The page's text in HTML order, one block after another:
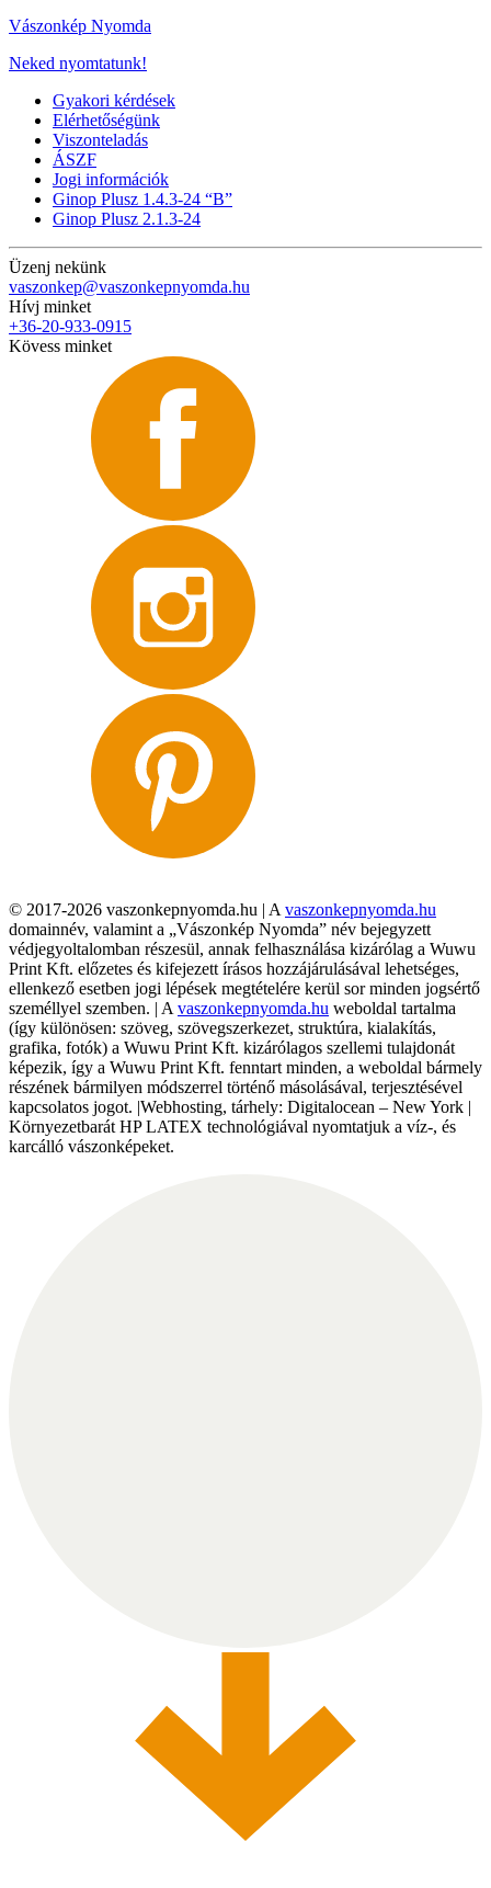
Vászonkép Nyomda
Neked nyomtatunk!
Gyakori kérdések
Elérhetőségünk
Viszonteladás
ÁSZF
Jogi információk
Ginop Plusz 1.4.3-24 “B”
Ginop Plusz 2.1.3-24
Üzenj nekünk
vaszonkep@vaszonkepnyomda.hu
Hívj minket
+36-20-933-0915
Kövess minket
© 2017-2026 vaszonkepnyomda.hu | A vaszonkepnyomda.hu
domainnév, valamint a „Vászonkép Nyomda” név bejegyzett
védjegyoltalomban részesül, annak felhasználása kizárólag a Wuwu
Print Kft. előzetes és kifejezett írásos hozzájárulásával lehetséges,
ellenkező esetben jogi lépések megtételére kerül sor minden jogsértő
személlyel szemben. | A vaszonkepnyomda.hu weboldal tartalma
(így különösen: szöveg, szövegszerkezet, struktúra, kialakítás,
grafika, fotók) a Wuwu Print Kft. kizárólagos szellemi tulajdonát
képezik, így a Wuwu Print Kft. fenntart minden, a weboldal bármely
részének bármilyen módszerrel történő másolásával, terjesztésével
kapcsolatos jogot. |Webhosting, tárhely: Digitalocean – New York |
Környezetbarát HP LATEX technológiával nyomtatjuk a víz-, és
karcálló vászonképeket.